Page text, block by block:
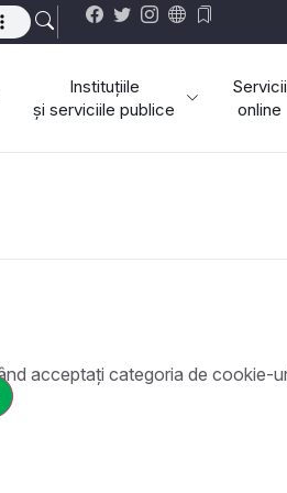
Instituțiile
și serviciile publice
Servicii
online